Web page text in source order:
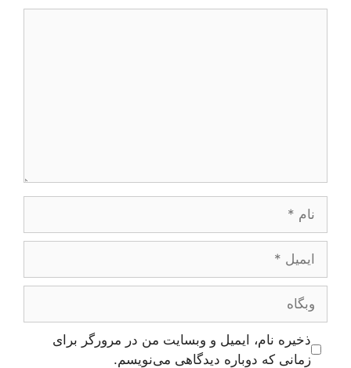
وبگاه
ذخیره نام، ایمیل و وبسایت من در مرورگر برای
زمانی که دوباره دیدگاهی می‌نویسم.